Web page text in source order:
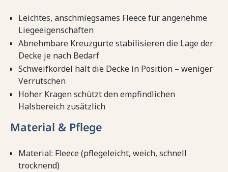
Leichtes, anschmiegsames Fleece für angenehme
Liegeeigenschaften
Abnehmbare Kreuzgurte stabilisieren die Lage der
Decke je nach Bedarf
Schweifkordel hält die Decke in Position – weniger
Verrutschen
Hoher Kragen schützt den empfindlichen
Halsbereich zusätzlich
Material & Pflege
Material: Fleece (pflegeleicht, weich, schnell
trocknend)